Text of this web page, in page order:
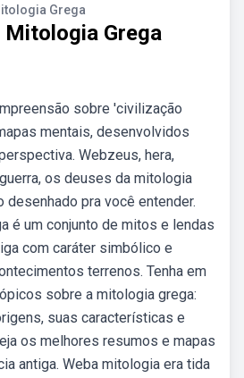
Grega
Grega
sobre 'civilização
mentais, desenvolvidos
Webzeus, hera,
os deuses da mitologia
desenhado pra você entender.
é um conjunto de mitos e lendas
com caráter simbólico e
terrenos. Tenha em
sobre a mitologia grega:
suas características e
os melhores resumos e mapas
antiga. Weba mitologia era tida